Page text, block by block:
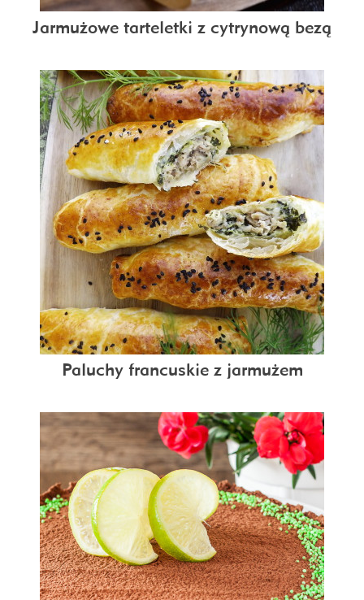
Jarmużowe tarteletki z cytrynową bezą
Paluchy francuskie z jarmużem